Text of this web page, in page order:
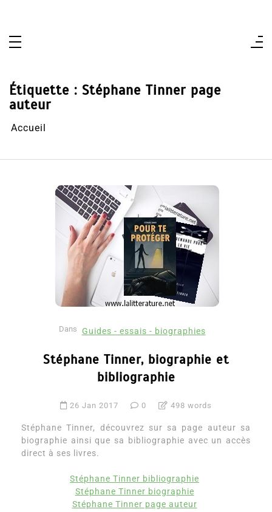
Étiquette : Stéphane Tinner page
auteur
Accueil
Dans Guides - essais - biographies
Stéphane Tinner, biographie et
bibliographie
26 Jan 2017 0 498 words
Stéphane Tinner, découvrez sur sa page auteur sa
biographie ainsi que sa bibliographie avec un accès
direct à ses livres.
Stéphane Tinner bibliographie
Stéphane Tinner biographie
Stéphane Tinner page auteur